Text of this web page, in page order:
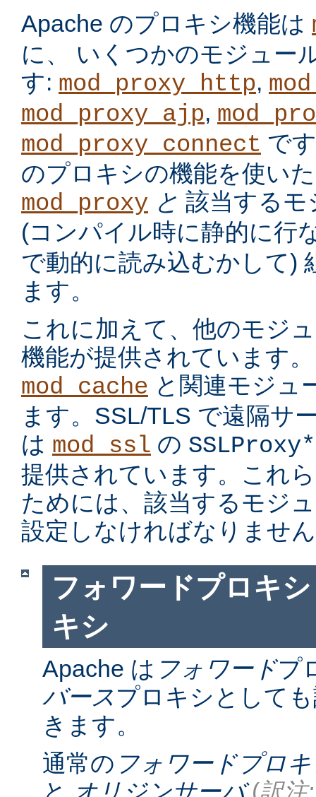
Apache のプロキシ機能は
に、 いくつかのモジュー
す: mod_proxy_http,
mod_proxy_ajp,
mod_proxy_connect で
のプロキシの機能を使い
mod_proxy と 該当するモ
(コンパイル時に静的に行
で動的に読み込むかして)
ます。
これに加えて、他のモジ
機能が提供されています
mod_cache と関連モジュ
ます。SSL/TLS で遠隔サ
は mod_ssl の SSLProxy*
提供されています。これ
ためには、該当するモジ
設定しなければなりませ
フォワードプロキ
キシ
Apache は フォワードプ
バースプロキシとして
きます。
通常の フォワードプロ